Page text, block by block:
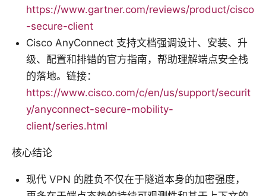
https://www.gartner.com/reviews/product/cisco
-secure-client
Cisco AnyConnect 支持文档强调设计、安装、升
级、配置和排错的官方指南，帮助理解端点安全栈
的落地。链接：
https://www.cisco.com/c/en/us/support/securit
y/anyconnect-secure-mobility-
client/series.html
核心结论
现代 VPN 的胜负不仅在于隧道本身的加密强度，